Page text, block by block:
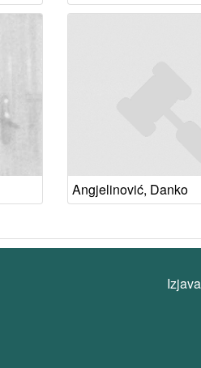
Angjelinović, Danko